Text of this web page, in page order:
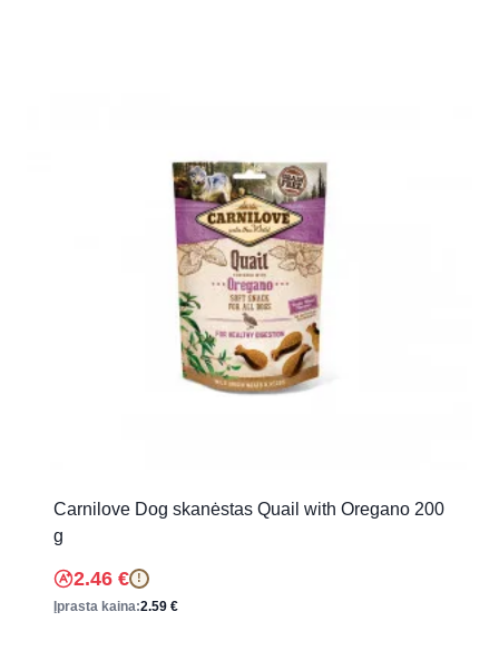
Carnilove Dog skanėstas Quail with Oregano 200
g
2.46 € !
Įprasta kaina:2.59 €